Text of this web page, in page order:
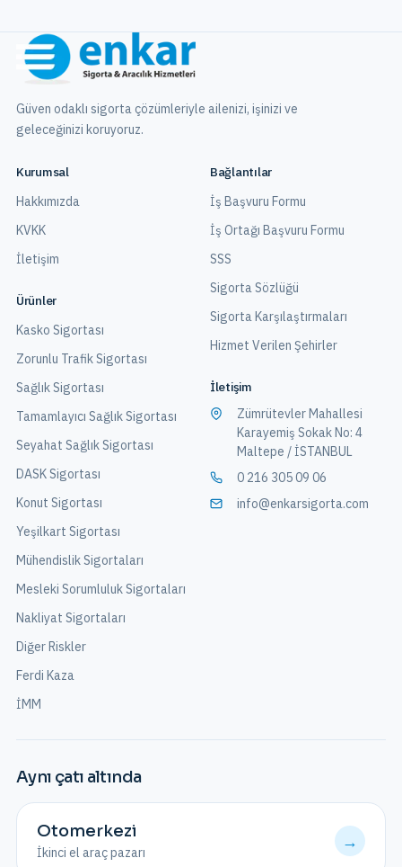
Güven odaklı sigorta çözümleriyle ailenizi, işinizi ve
geleceğinizi koruyoruz.
Kurumsal
Hakkımızda
KVKK
İletişim
Ürünler
Kasko Sigortası
Zorunlu Trafik Sigortası
Sağlık Sigortası
Tamamlayıcı Sağlık Sigortası
Seyahat Sağlık Sigortası
DASK Sigortası
Konut Sigortası
Yeşilkart Sigortası
Mühendislik Sigortaları
Mesleki Sorumluluk Sigortaları
Nakliyat Sigortaları
Diğer Riskler
Ferdi Kaza
İMM
Bağlantılar
İş Başvuru Formu
İş Ortağı Başvuru Formu
SSS
Sigorta Sözlüğü
Sigorta Karşılaştırmaları
Hizmet Verilen Şehirler
İletişim
Zümrütevler Mahallesi
Karayemiş Sokak No: 4
Maltepe / İSTANBUL
0 216 305 09 06
info@enkarsigorta.com
Aynı çatı altında
Otomerkezi
İkinci el araç pazarı
→